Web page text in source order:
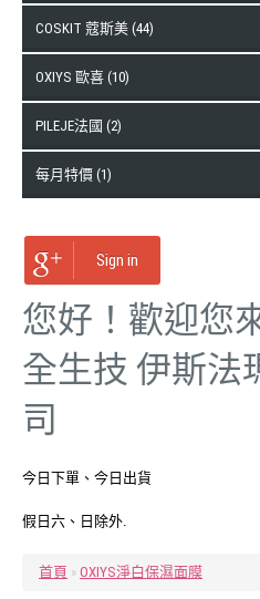
COSKIT 蔻斯美 (44)
OXIYS 歐喜 (10)
PILEJE法國 (2)
每月特價 (1)
Sign in
您好！歡迎您
全生技 伊斯法
司
今日下單、今日出貨
假日六、日除外.
首頁 » OXIYS淨白保濕面膜